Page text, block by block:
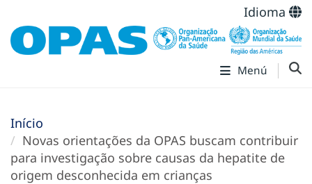
Idioma
Menú
Início
Novas orientações da OPAS buscam contribuir
para investigação sobre causas da hepatite de
origem desconhecida em crianças